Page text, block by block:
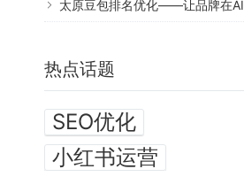
太原豆包排名优化——让品牌在AI问答中脱颖而出
热点话题
SEO优化
小红书运营